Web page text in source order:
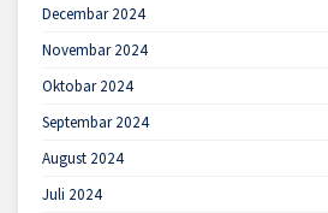
Decembar 2024
Novembar 2024
Oktobar 2024
Septembar 2024
August 2024
Juli 2024